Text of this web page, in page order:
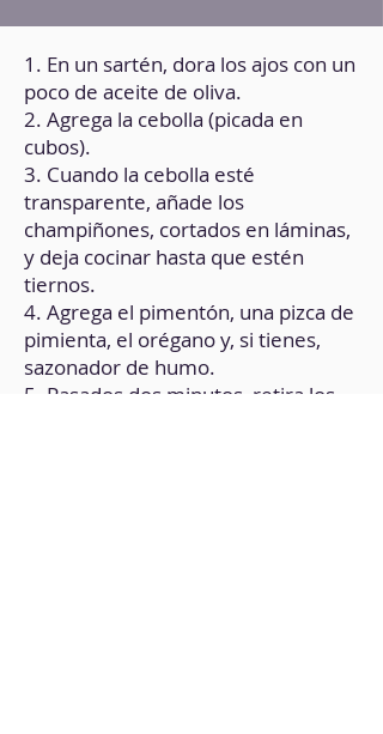
1. En un sartén, dora los ajos con un
poco de aceite de oliva.
2. Agrega la cebolla (picada en
cubos).
3. Cuando la cebolla esté
transparente, añade los
champiñones, cortados en láminas,
y deja cocinar hasta que estén
tiernos.
4. Agrega el pimentón, una pizca de
pimienta, el orégano y, si tienes,
sazonador de humo.
5. Pasados dos minutos, retira los